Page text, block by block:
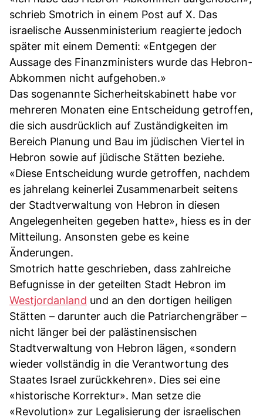
schrieb Smotrich in einem Post auf X. Das
israelische Aussenministerium reagierte jedoch
später mit einem Dementi: «Entgegen der
Aussage des Finanzministers wurde das Hebron-
Abkommen nicht aufgehoben.»
Das sogenannte Sicherheitskabinett habe vor
mehreren Monaten eine Entscheidung getroffen,
die sich ausdrücklich auf Zuständigkeiten im
Bereich Planung und Bau im jüdischen Viertel in
Hebron sowie auf jüdische Stätten beziehe.
«Diese Entscheidung wurde getroffen, nachdem
es jahrelang keinerlei Zusammenarbeit seitens
der Stadtverwaltung von Hebron in diesen
Angelegenheiten gegeben hatte», hiess es in der
Mitteilung. Ansonsten gebe es keine
Änderungen.
Smotrich hatte geschrieben, dass zahlreiche
Befugnisse in der geteilten Stadt Hebron im
Westjordanland und an den dortigen heiligen
Stätten – darunter auch die Patriarchengräber –
nicht länger bei der palästinensischen
Stadtverwaltung von Hebron lägen, «sondern
wieder vollständig in die Verantwortung des
Staates Israel zurückkehren». Dies sei eine
«historische Korrektur». Man setze die
«Revolution» zur Legalisierung der israelischen